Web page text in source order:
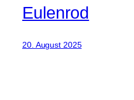
Eulenrod
20. August 2025